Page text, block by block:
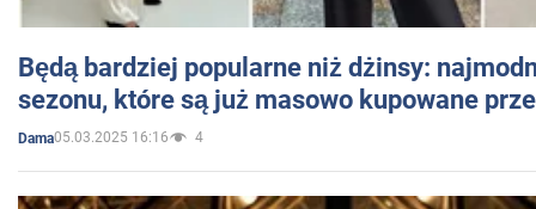
Będą bardziej popularne niż dżinsy:
sezonu, które są już masowo kupowane
Dama05.03.2025 16:16 4